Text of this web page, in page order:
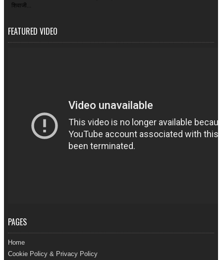
शिवाजी...
FEATURED VIDEO
PAGES
Home
Cookie Policy & Privacy Policy